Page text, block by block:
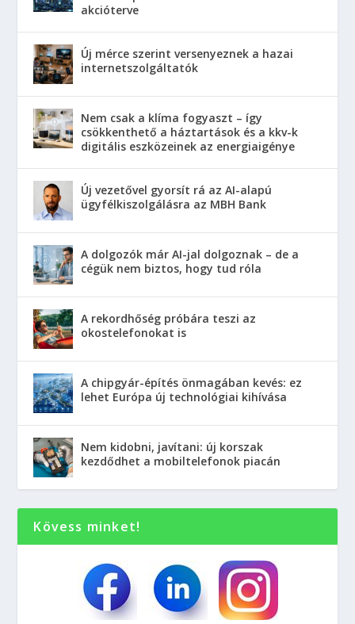
akcióterve
Új mérce szerint versenyeznek a hazai
internetszolgáltatók
Nem csak a klíma fogyaszt – így
csökkenthető a háztartások és a kkv-k
digitális eszközeinek az energiaigénye
Új vezetővel gyorsít rá az AI-alapú
ügyfélkiszolgálásra az MBH Bank
A dolgozók már AI-jal dolgoznak – de a
cégük nem biztos, hogy tud róla
A rekordhőség próbára teszi az
okostelefonokat is
A chipgyár-építés önmagában kevés: ez
lehet Európa új technológiai kihívása
Nem kidobni, javítani: új korszak
kezdődhet a mobiltelefonok piacán
Kövess minket!